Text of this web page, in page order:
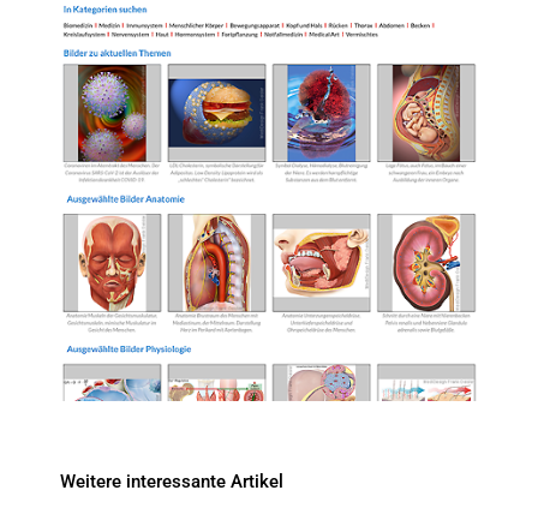
Weitere interessante Artikel